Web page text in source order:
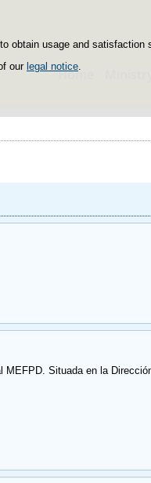
obtain usage and satisfaction
our legal notice
Home
Situada en la